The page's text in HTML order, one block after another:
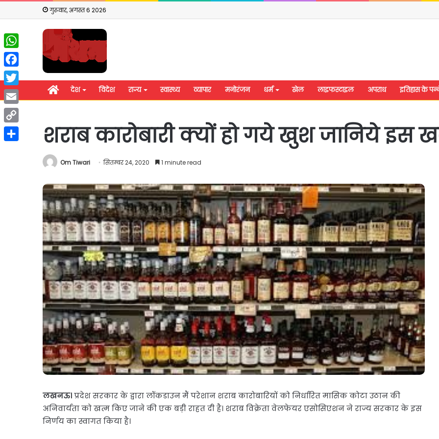
गुरूवार, अगस्त 6 2026
होम देश विदेश राज्य स्वास्थ्य व्यापार मनोरंजन धर्म खेल लाइफस्टाइल अपराध इतिहास के
शराब कारोबारी क्यों हो गये खुश जानिये इस
Om Tiwari सितम्बर 24, 2020 1 minute read
लखनऊ।प्रदेश सरकार के द्वारा लॉकडाउन मैं परेशान शराब कारोबारियों को निर्धारित मासिक कोटा उठान की
अनिवार्यता को खत्म किए जाने की एक बड़ी राहत दी है। शराब विक्रेता वेलफेयर एसोसिएशन ने राज्य सरकार के इस
निर्णय का स्वागत किया है।
राहुल
गांधी
बोले-
कांग्रेस
की
सरकार
बनने
पर
सीएपीएफ
के
साथ
भेदभाव
खत्म
किया
जाएगा
अप्रैल 9, 2026
राहुल गांधी बोले-कांग्रेस की सरकार
बनने पर सीएपीएफ के साथ भेदभाव
खत्म किया जाएगा
शिवसेना
UBT
में
बड़ा
भूचाल,
6
सांसदों
ने
छोड़ा
साथ,
इस
पार्टी
में
हुए
शामिल!
जून 17, 2026
शिवसेना UBT में बड़ा भूचाल, 6 सांसदों ने
छोड़ा साथ, इस पार्टी में हुए शामिल!
WhatsApp
Facebook
Twitter
Email
Copy
Link